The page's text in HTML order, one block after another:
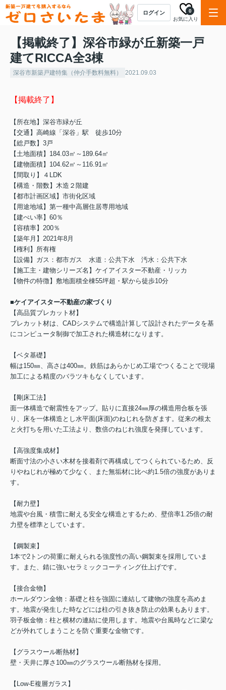
ログイン
お気に入り
0
【掲載終了】深谷市緑が丘新築一戸
建てRICCA全3棟
深谷市新築戸建特集（仲介手数料無料） 2021.09.03
【掲載終了】
【所在地】深谷市緑が丘
【交通】高崎線「深谷」駅 徒歩10分
【総戸数】3戸
【土地面積】184.03㎡～189.64㎡
【建物面積】104.62㎡～116.91㎡
【間取り】４LDK
【構造・階数】木造２階建
【都市計画区域】市街化区域
【用途地域】第一種中高層住居専用地域
【建ぺい率】60％
【容積率】200％
【築年月】2021年8月
【権利】所有権
【設備】ガス：都市ガス 水道：公共下水 汚水：公共下水
【施工主・建物シリーズ名】ケイアイスター不動産・リッカ
【物件の特徴】敷地面積全棟55坪超・駅から徒歩10分
■ケイアイスター不動産の家づくり
【高品質プレカット材】
プレカット材は、CADシステムで構造計算して設計されたデータを基
にコンピュータ制御で加工された構造材になります。
【ベタ基礎】
幅は150㎜、高さは400㎜。鉄筋はあらかじめ工場でつくることで現場
加工による精度のバラツキもなくしています。
【剛床工法】
面一体構造で耐震性をアップ。貼りに直接24㎜厚の構造用合板を張
り、床を一体構造とし水平面(床面)のねじれを防ぎます。従来の根太
と火打ちを用いた工法より、数倍のねじれ強度を発揮しています。
【高強度集成材】
断面寸法の小さい木材を接着剤で再構成してつくられているため、反
りやねじれが極めて少なく、また無垢材に比べ約1.5倍の強度がありま
す。
【耐力壁】
地震や台風・積雪に耐える安全な構造とするため、壁倍率1.25倍の耐
力壁を標準としています。
【鋼製束】
1本で2トンの荷重に耐えられる強度性の高い鋼製束を採用していま
す。また、錆に強いセラミックコーティング仕上げです。
【接合金物】
ホールダウン金物：基礎と柱を強固に連結して建物の強度を高めま
す。地震が発生した時などには柱の引き抜き防止の効果もあります。
羽子板金物：柱と横材の連結に使用します。地震や台風時などに梁な
どが外れてしまうことを防ぐ重要な金物です。
【グラスウール断熱材】
壁・天井に厚さ100㎜のグラスウール断熱材を採用。
【Low-E複層ガラス】